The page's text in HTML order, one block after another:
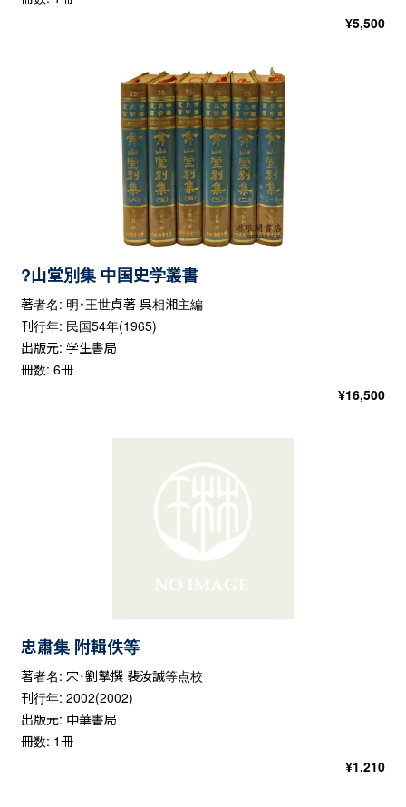
¥5,500
?山堂別集 中国史学叢書
著者名: 明・王世貞著 呉相湘主編
刊行年: 民国54年(1965)
出版元: 学生書局
冊数: 6冊
¥16,500
忠肅集 附輯佚等
著者名: 宋・劉摯撰 裴汝誠等点校
刊行年: 2002(2002)
出版元: 中華書局
冊数: 1冊
¥1,210